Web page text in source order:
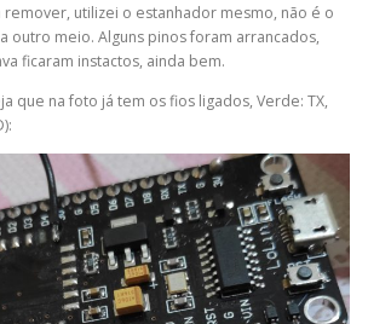
remover, utilizei o estanhador mesmo, não é o
outro meio. Alguns pinos foram arrancados,
ficaram instactos, ainda bem.
que na foto já tem os fios ligados, Verde: TX,